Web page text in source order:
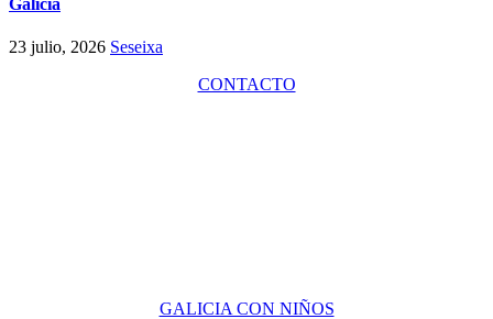
23 julio, 2026 Seseixa
CONTACTO
GALICIA CON NIÑOS